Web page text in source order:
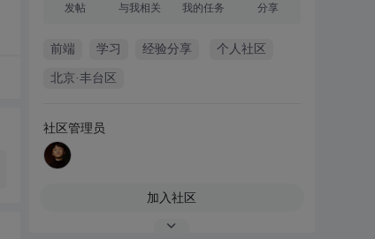
发帖 与我相关 我的任务 分享
前端 学习 经验分享 个人社区
北京·丰台区
社区管理员
加入社区